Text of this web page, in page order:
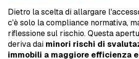
Dietro la scelta di allargare
c'è solo la compliance normativa,
riflessione sul rischio. Questa
deriva dai minori rischi di
immobili a maggiore efficienza